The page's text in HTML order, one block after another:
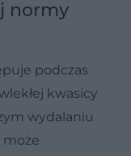
normy
podczas
kwasicy
wydalaniu